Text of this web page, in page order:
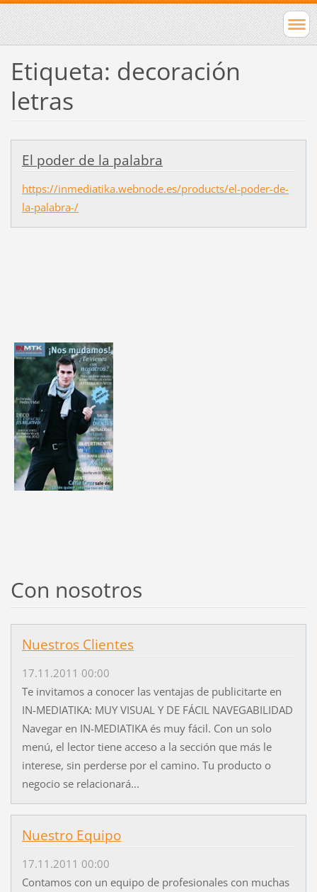
Etiqueta: decoración
letras
El poder de la palabra
https://inmediatika.webnode.es/products/el-poder-de-
la-palabra-/
Con nosotros
Nuestros Clientes
17.11.2011 00:00
Te invitamos a conocer las ventajas de publicitarte en
IN-MEDIATIKA: MUY VISUAL Y DE FÁCIL NAVEGABILIDAD
Navegar en IN-MEDIATIKA és muy fácil. Con un solo
menú, el lector tiene acceso a la sección que más le
interese, sin perderse por el camino. Tu producto o
negocio se relacionará...
Nuestro Equipo
17.11.2011 00:00
Contamos con un equipo de profesionales con muchas